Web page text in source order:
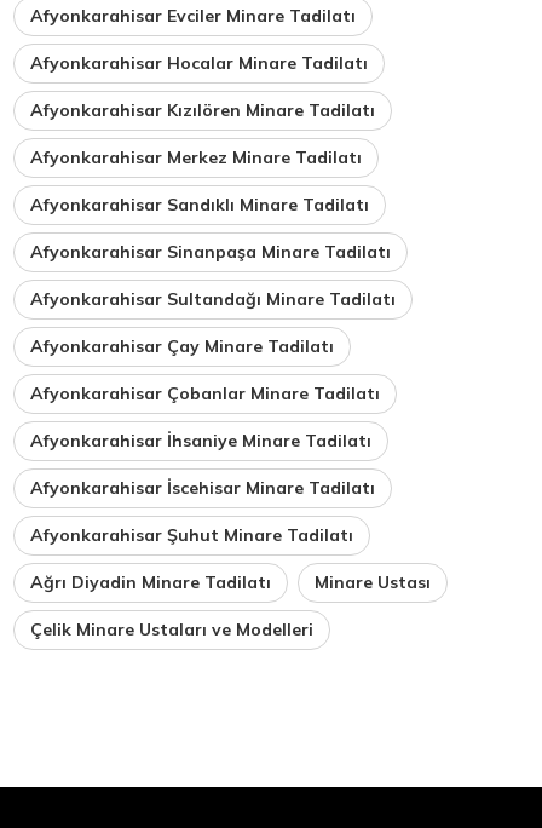
Afyonkarahisar Evciler Minare Tadilatı
Afyonkarahisar Hocalar Minare Tadilatı
Afyonkarahisar Kızılören Minare Tadilatı
Afyonkarahisar Merkez Minare Tadilatı
Afyonkarahisar Sandıklı Minare Tadilatı
Afyonkarahisar Sinanpaşa Minare Tadilatı
Afyonkarahisar Sultandağı Minare Tadilatı
Afyonkarahisar Çay Minare Tadilatı
Afyonkarahisar Çobanlar Minare Tadilatı
Afyonkarahisar İhsaniye Minare Tadilatı
Afyonkarahisar İscehisar Minare Tadilatı
Afyonkarahisar Şuhut Minare Tadilatı
Ağrı Diyadin Minare Tadilatı Minare Ustası
Çelik Minare Ustaları ve Modelleri